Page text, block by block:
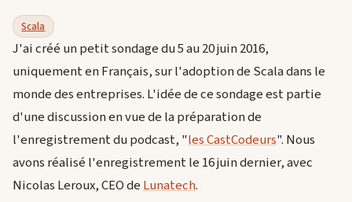
Scala
J'ai créé un petit sondage du 5 au 20 juin 2016,
uniquement en Français, sur l'adoption de Scala dans le
monde des entreprises. L'idée de ce sondage est partie
d'une discussion en vue de la préparation de
l'enregistrement du podcast, "les CastCodeurs". Nous
avons réalisé l'enregistrement le 16 juin dernier, avec
Nicolas Leroux, CEO deLunatech.